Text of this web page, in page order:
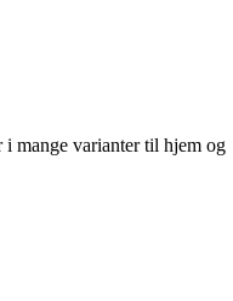
mange varianter til hjem og